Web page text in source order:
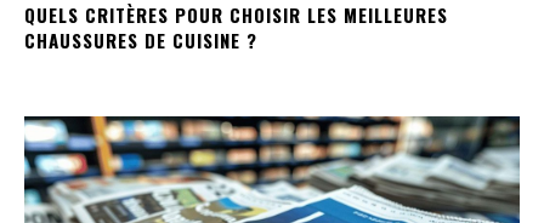
QUELS CRITÈRES POUR CHOISIR LES MEILLEURES
CHAUSSURES DE CUISINE ?